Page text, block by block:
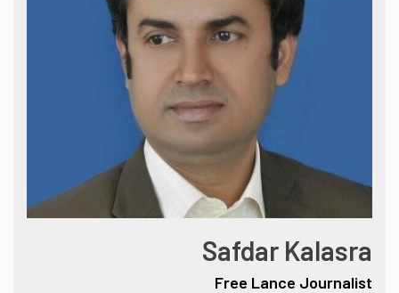
Safdar Kalasra
Free Lance Journalist